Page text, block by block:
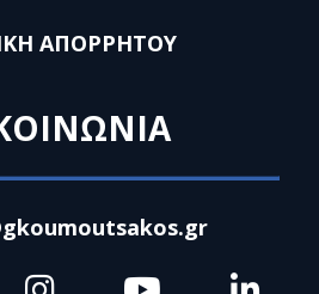
ΑΠΟΡΡΗΤΟΥ